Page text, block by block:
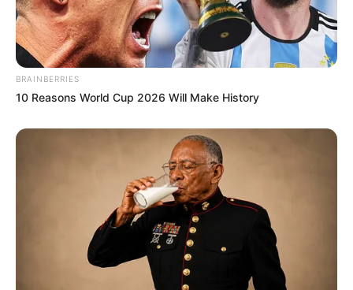
BRAINBERRIES
10 Reasons World Cup 2026 Will Make History